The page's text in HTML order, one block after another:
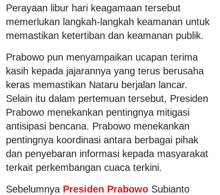
Perayaan libur hari keagamaan tersebut
memerlukan langkah-langkah keamanan untuk
memastikan ketertiban dan keamanan publik.
Prabowo pun menyampaikan ucapan terima
kasih kepada jajarannya yang terus berusaha
keras memastikan Nataru berjalan lancar.
Selain itu dalam pertemuan tersebut, Presiden
Prabowo menekankan pentingnya mitigasi
antisipasi bencana. Prabowo menekankan
pentingnya koordinasi antara berbagai pihak
dan penyebaran informasi kepada masyarakat
terkait perkembangan cuaca terkini.
Sebelumnya Presiden Prabowo Subianto